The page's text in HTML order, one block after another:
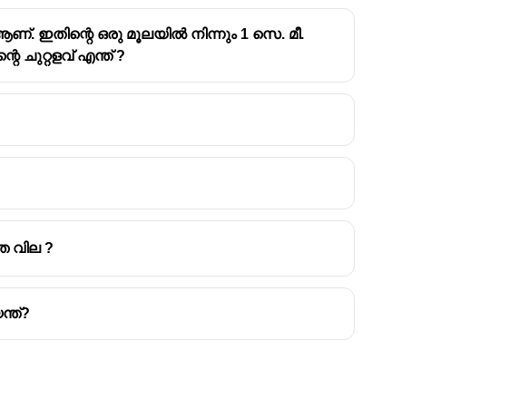
ഇതിന്റെ ഒരു മൂലയിൽ നിന്നും 1 സെ. മീ.
ചുറ്റളവ് എന്ത് ?
വില ?